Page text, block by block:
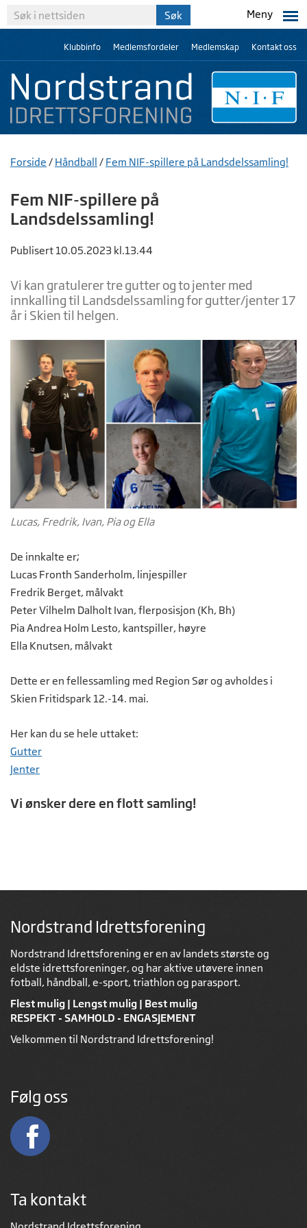
Meny
Klubbinfo Medlemsfordeler Medlemskap Kontakt oss
Forside / Håndball / Fem NIF-spillere på Landsdelssamling!
Fem NIF-spillere på
Landsdelssamling!
Publisert 10.05.2023 kl.13.44
Vi kan gratulerer tre gutter og to jenter med
innkalling til Landsdelssamling for gutter/jenter 17
år i Skien til helgen.
Lucas, Fredrik, Ivan, Pia og Ella
De innkalte er;
Lucas Fronth Sanderholm, linjespiller
Fredrik Berget, målvakt
Peter Vilhelm Dalholt Ivan, flerposisjon (Kh, Bh)
Pia Andrea Holm Lesto, kantspiller, høyre
Ella Knutsen, målvakt
Dette er en fellessamling med Region Sør og avholdes i
Skien Fritidspark 12.-14. mai.
Her kan du se hele uttaket:
Gutter
Jenter
Vi ønsker dere en flott samling!
Nordstrand Idrettsforening
Nordstrand Idrettsforening er en av landets største og
eldste idrettsforeninger, og har aktive utøvere innen
fotball, håndball, e-sport, triathlon og parasport.
Flest mulig | Lengst mulig | Best mulig
RESPEKT - SAMHOLD - ENGASJEMENT
Velkommen til Nordstrand Idrettsforening!
Følg oss
Ta kontakt